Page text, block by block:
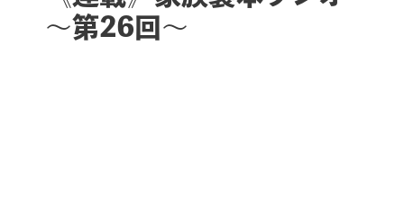
〜第26回〜